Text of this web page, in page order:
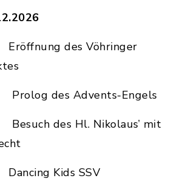
des Vöhringer
Advents-Engels
Hl. Nikolaus’ mit
Kids SSV